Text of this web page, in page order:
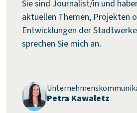
Sie sind Journalist/in und
aktuellen Themen, Projekten
Entwicklungen der
sprechen Sie mich an.
Petra Kawaletz